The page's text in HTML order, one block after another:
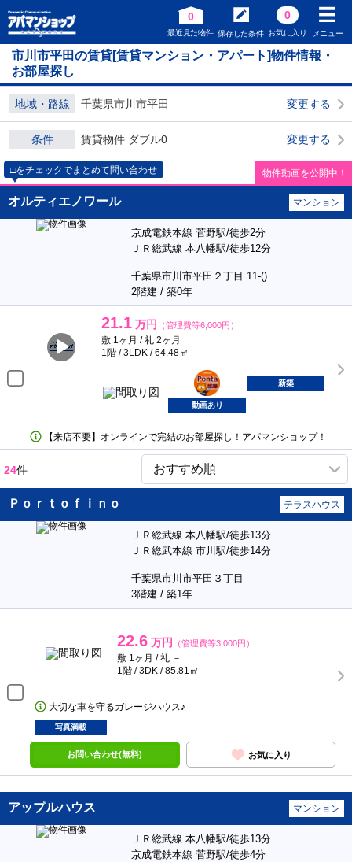
0
最近見た物件 保存した条件
0
お気に入り メニュー
市川市平田の賃貸[賃貸マンション・アパート]物件情報・
お部屋探し
地域・路線 千葉県市川市平田 変更する
条件 賃貸物件 ダブル0 変更する
□をチェックでまとめて問い合わせ 物件動画を公開中！
オルティエノワール マンション
京成電鉄本線 菅野駅/徒歩2分
ＪＲ総武線 本八幡駅/徒歩12分
千葉県市川市平田２丁目 11-()
2階建 / 築0年
21.1 万円 （管理費等6,000円）
敷 1ヶ月 / 礼 2ヶ月
1階 / 3LDK / 64.48㎡
ポンタ
部屋
新築
動画あり
【来店不要】オンラインで完結のお部屋探し！アパマンショップ！
24件
Ｐｏｒｔｏｆｉｎｏ テラスハウス
ＪＲ総武線 本八幡駅/徒歩13分
ＪＲ総武本線 市川駅/徒歩14分
千葉県市川市平田３丁目
3階建 / 築1年
22.6 万円 （管理費等3,000円）
敷 1ヶ月 / 礼 －
1階 / 3DK / 85.81㎡
大切な車を守るガレージハウス♪
写真満載
お問い合わせ(無料) お気に入り
アップルハウス マンション
ＪＲ総武線 本八幡駅/徒歩13分
京成電鉄本線 菅野駅/徒歩4分